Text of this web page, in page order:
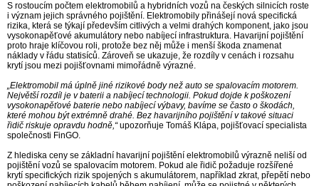
S rostoucím počtem elektromobilů a hybridních vozů na českých silnicích roste
i význam jejich správného pojištění. Elektromobily přinášejí nová specifická
rizika, která se týkají především citlivých a velmi drahých komponent, jako jsou
vysokonapěťové akumulátory nebo nabíjecí infrastruktura. Havarijní pojištění
proto hraje klíčovou roli, protože bez něj může i menší škoda znamenat
náklady v řádu statisíců. Zároveň se ukazuje, že rozdíly v cenách i rozsahu
krytí jsou mezi pojišťovnami mimořádně výrazné.
„Elektromobil má úplně jiné rizikové body než auto se spalovacím motorem.
Největší rozdíl je v baterii a nabíjecí technologii. Pokud dojde k poškození
vysokonapěťové baterie nebo nabíjecí výbavy, bavíme se často o škodách,
které mohou být extrémně drahé. Bez havarijního pojištění v takové situaci
řidič riskuje opravdu hodně,“upozorňuje Tomáš Klápa, pojišťovací specialista
společnosti FinGO.
Z hlediska ceny se základní havarijní pojištění elektromobilů výrazně neliší od
pojištění vozů se spalovacím motorem. Pokud ale řidič požaduje rozšířené
krytí specifických rizik spojených s akumulátorem, například zkrat, přepětí nebo